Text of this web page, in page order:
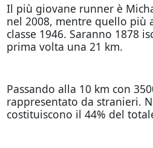
Il più giovane runner è
nel 2008, mentre quello più
classe 1946. Saranno 1878
prima volta una 21 km.
Passando alla 10 km con
rappresentato da stranieri.
costituiscono il 44% del